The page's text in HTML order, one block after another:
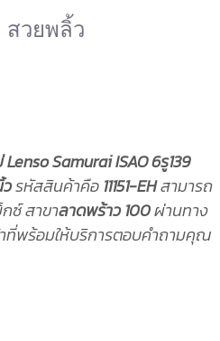
วยพลิ้ว
Lenso Samurai ISAO 6รู139
วรหัสสินค้าคือ 11151-EHสามารถ
ซ์ สาขาลาดพร้าว 100ผ่านทาง
ที่พร้อมให้บริการตอบคำถามคุณ